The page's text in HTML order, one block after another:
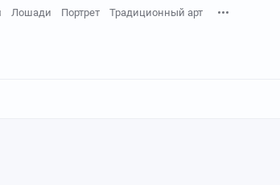
Лошади Портрет Традиционный арт